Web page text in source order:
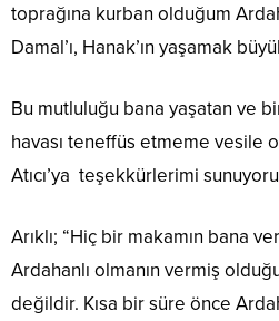
toprağına kurban olduğum
Damal’ı, Hanak’ın yaşamak
Bu mutluluğu bana yaşatan ve
havası teneffüs etmeme vesile
Atıcı’ya teşekkürlerimi
Arıklı; “Hiç bir makamın bana
Ardahanlı olmanın vermiş
değildir. Kısa bir süre önce